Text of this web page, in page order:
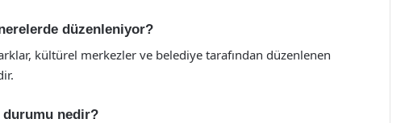
düzenleniyor?
kültürel merkezler ve belediye tarafından düzenlenen
durumu nedir?